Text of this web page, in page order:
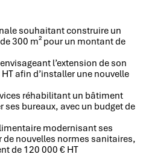
souhaitant construire un
300 m² pour un montant de
l’extension de son
afin d’installer une nouvelle
réhabilitant un bâtiment
ses bureaux, avec un budget de
modernisant ses
de nouvelles normes sanitaires,
de 120 000 € HT